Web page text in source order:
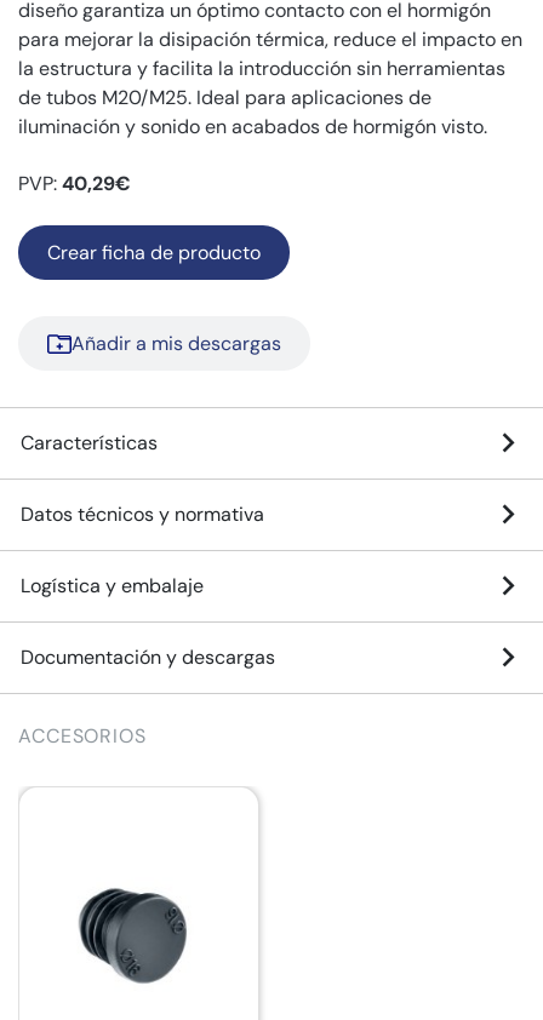
diseño garantiza un óptimo contacto con el hormigón
para mejorar la disipación térmica, reduce el impacto en
la estructura y facilita la introducción sin herramientas
de tubos M20/M25. Ideal para aplicaciones de
iluminación y sonido en acabados de hormigón visto.
PVP:40,29€
Crear ficha de producto
Añadir a mis descargas
Características
Datos técnicos y normativa
Logística y embalaje
Documentación y descargas
ACCESORIOS